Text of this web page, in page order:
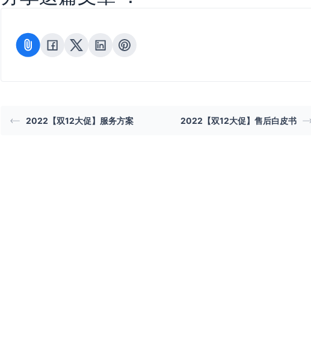
2022【双12大促】服务方案 2022【双12大促】售后白皮书